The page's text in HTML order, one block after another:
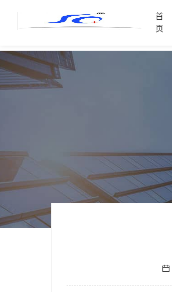
首
页
首
页
过
氧
过
材
乙
烷
材
闻
中
关